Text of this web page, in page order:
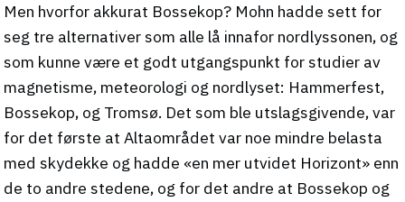
Men hvorfor akkurat Bossekop? Mohn hadde sett for
seg tre alternativer som alle lå innafor nordlyssonen, og
som kunne være et godt utgangspunkt for studier av
magnetisme, meteorologi og nordlyset: Hammerfest,
Bossekop, og Tromsø. Det som ble utslagsgivende, var
for det første at Altaområdet var noe mindre belasta
med skydekke og hadde «en mer utvidet Horizont» enn
de to andre stedene, og for det andre at Bossekop og